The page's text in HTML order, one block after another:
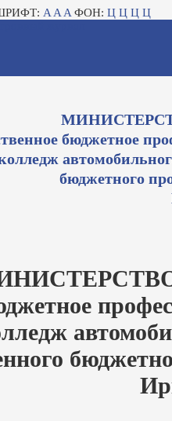
A A A ФОН: Ц Ц Ц Ц
бюджетное
бюджетного